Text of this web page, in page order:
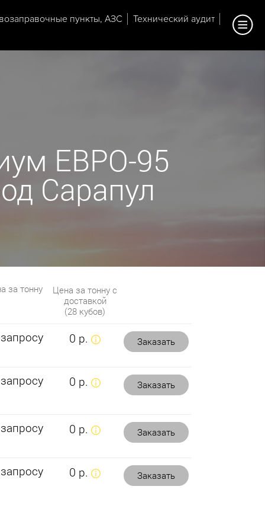
пункты, АЗС
Технический аудит
ЕВРО-95
Сарапул
за тонну
Цена за тонну с
доставкой
(28 кубов)
0 р. Заказать
0 р. Заказать
0 р. Заказать
0 р. Заказать